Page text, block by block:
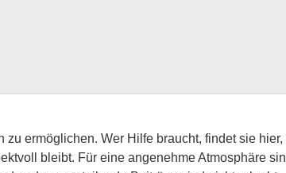
ermöglichen. Wer Hilfe braucht, findet sie
bleibt. Für eine angenehme Atmosphäre